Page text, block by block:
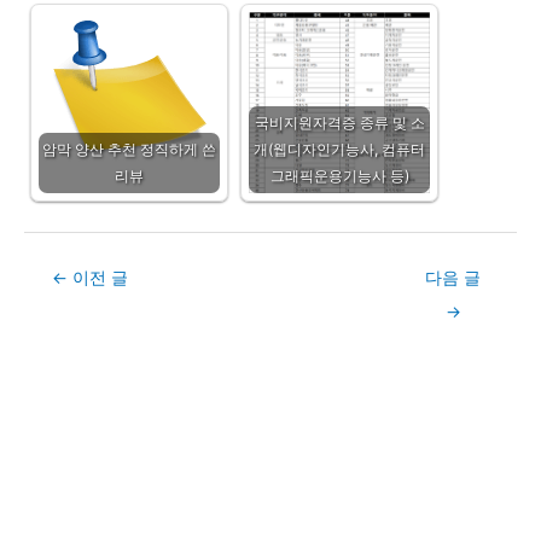
암막 양산 추천 정직하게 쓴
리뷰
국비지원자격증 종류 및 소
개(웹디자인기능사, 컴퓨터
그래픽운용기능사 등)
Post← 이전 글
다음 글
→